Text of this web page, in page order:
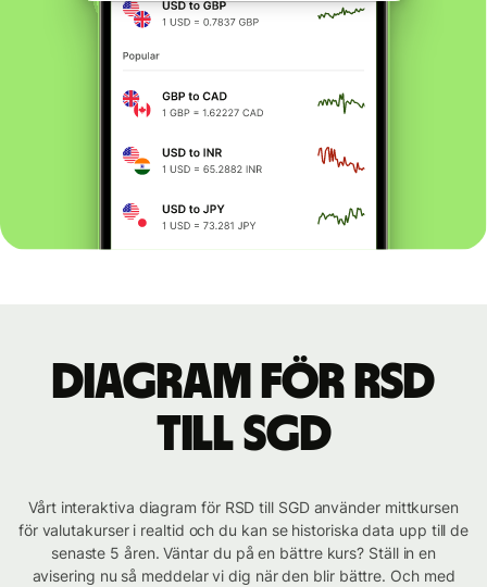
Diagram för RSD
till SGD
Vårt interaktiva diagram för RSD till SGD använder mittkursen
för valutakurser i realtid och du kan se historiska data upp till de
senaste 5 åren. Väntar du på en bättre kurs? Ställ in en
avisering nu så meddelar vi dig när den blir bättre. Och med